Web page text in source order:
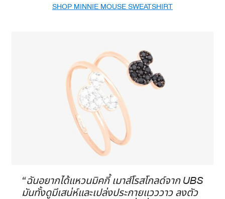
SHOP MINNIE MOUSE SWEATSHIRT
“ฉันอยากได้แหวนมิคกี้ เมาส์โรสโกลด์จาก UBS
มันทั้งดูมีเสน่ห์และเปล่งประกายแวววาว ลงตัว